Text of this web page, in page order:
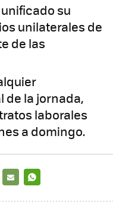
su
unilaterales de
de las
la jornada,
laborales
a domingo.